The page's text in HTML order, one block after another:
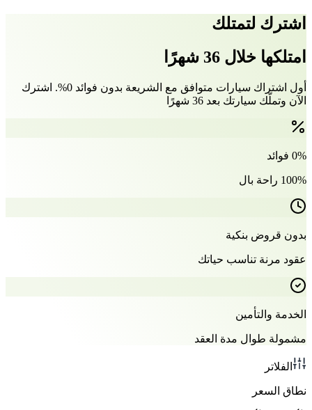
اشترك لتمتلك
امتلكها خلال 36 شهرًا
أول اشتراك سيارات متوافق مع الشريعة بدون فوائد 0%. اشترك
الآن وتملّك سيارتك بعد 36 شهرًا
0% فوائد
100% راحة بال
بدون قروض بنكية
عقود مرنة تناسب حياتك
الخدمة والتأمين
مشمولة طوال مدة العقد
الفلاتر
نطاق السعر